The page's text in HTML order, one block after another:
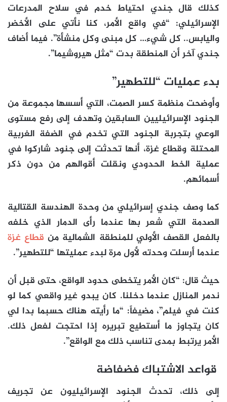
كذلك قال جندي احتياط خدم في سلاح المدرعات
الإسرائيلي: “في واقع الأمر، كنا نأتي على الأخضر
واليابس.. كل شيء… كل مبنى وكل منشأة”. فيما أضاف
جندي آخر أن المنطقة بدت “مثل هيروشيما”.
بدء عمليات “للتطهير”
وأوضحت منظمة كسر الصمت، التي أسسها مجموعة من
الجنود الإسرائيليين السابقين وتهدف إلى رفع مستوى
الوعي بتجربة الجنود التي تخدم في الضفة الغربية
المحتلة وقطاع غزة، أنها تحدثت إلى جنود شاركوا في
عملية الخط الحدودي ونقلت أقوالهم من دون ذكر
أسمائهم.
كما وصف جندي إسرائيلي من وحدة الهندسة القتالية
الصدمة التي شعر بها عندما رأى الدمار الذي خلفه
بالفعل القصف الأولي للمنطقة الشمالية من قطاع غزة
عندما أرسلت وحدته لأول مرة لبدء عمليتها “للتطهير”.
حيث قال: “كان الأمر يتخطى حدود الواقع، حتى قبل أن
ندمر المنازل عندما دخلنا. كان يبدو غير واقعي كما لو
كنت في فيلم”، مضيفاً: “ما رأيته هناك حسبما بدا لي
كان يتجاوز ما أستطيع تبريره إذا احتجت لفعل ذلك.
الأمر يرتبط بمدى تناسب ذلك مع الواقع”.
قواعد الاشتباك فضفاضة
إلى ذلك، تحدث الجنود الإسرائيليون عن تجريف